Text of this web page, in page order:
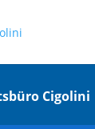
Cigolini